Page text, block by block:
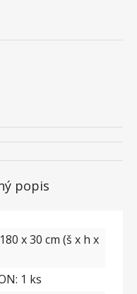
popis
x 30 cm (š x h x
1 ks